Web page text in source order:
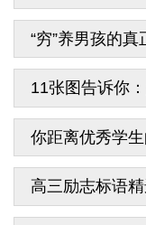
“穷”养男孩的真
11张图告诉你
你距离优秀学
高三励志标语